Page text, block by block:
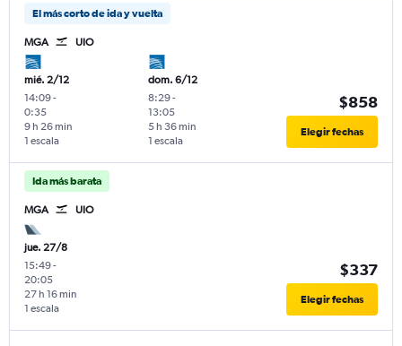
El más corto de ida y vuelta
MGA UIO
mié. 2/12
14:09-
0:35
1 escala
9 h 26 min
dom. 6/12
8:29-
13:05
1 escala
5 h 36 min
$858
Elegir fechas
Ida más barata
MGA UIO
jue. 27/8
15:49-
20:05
1 escala
27 h 16 min
$337
Elegir fechas